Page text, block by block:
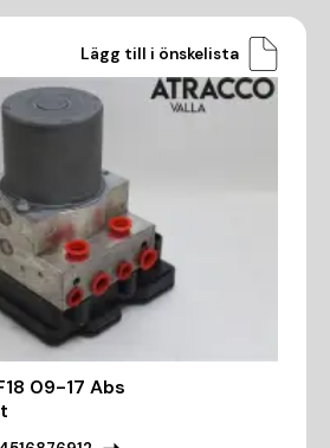
Lägg till i önskelista
09-17 Abs